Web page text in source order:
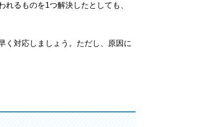
るものを1つ解決したとしても、
く対応しましょう。ただし、原因に